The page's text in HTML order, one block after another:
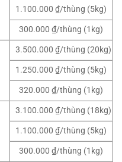
1.100.000 ₫/thùng (5kg)
300.000 ₫/thùng (1kg)
3.500.000 ₫/thùng (20kg)
1.250.000 ₫/thùng (5kg)
320.000 ₫/thùng (1kg)
3.100.000 ₫/thùng (18kg)
1.100.000 ₫/thùng (5kg)
300.000 ₫/thùng (1kg)